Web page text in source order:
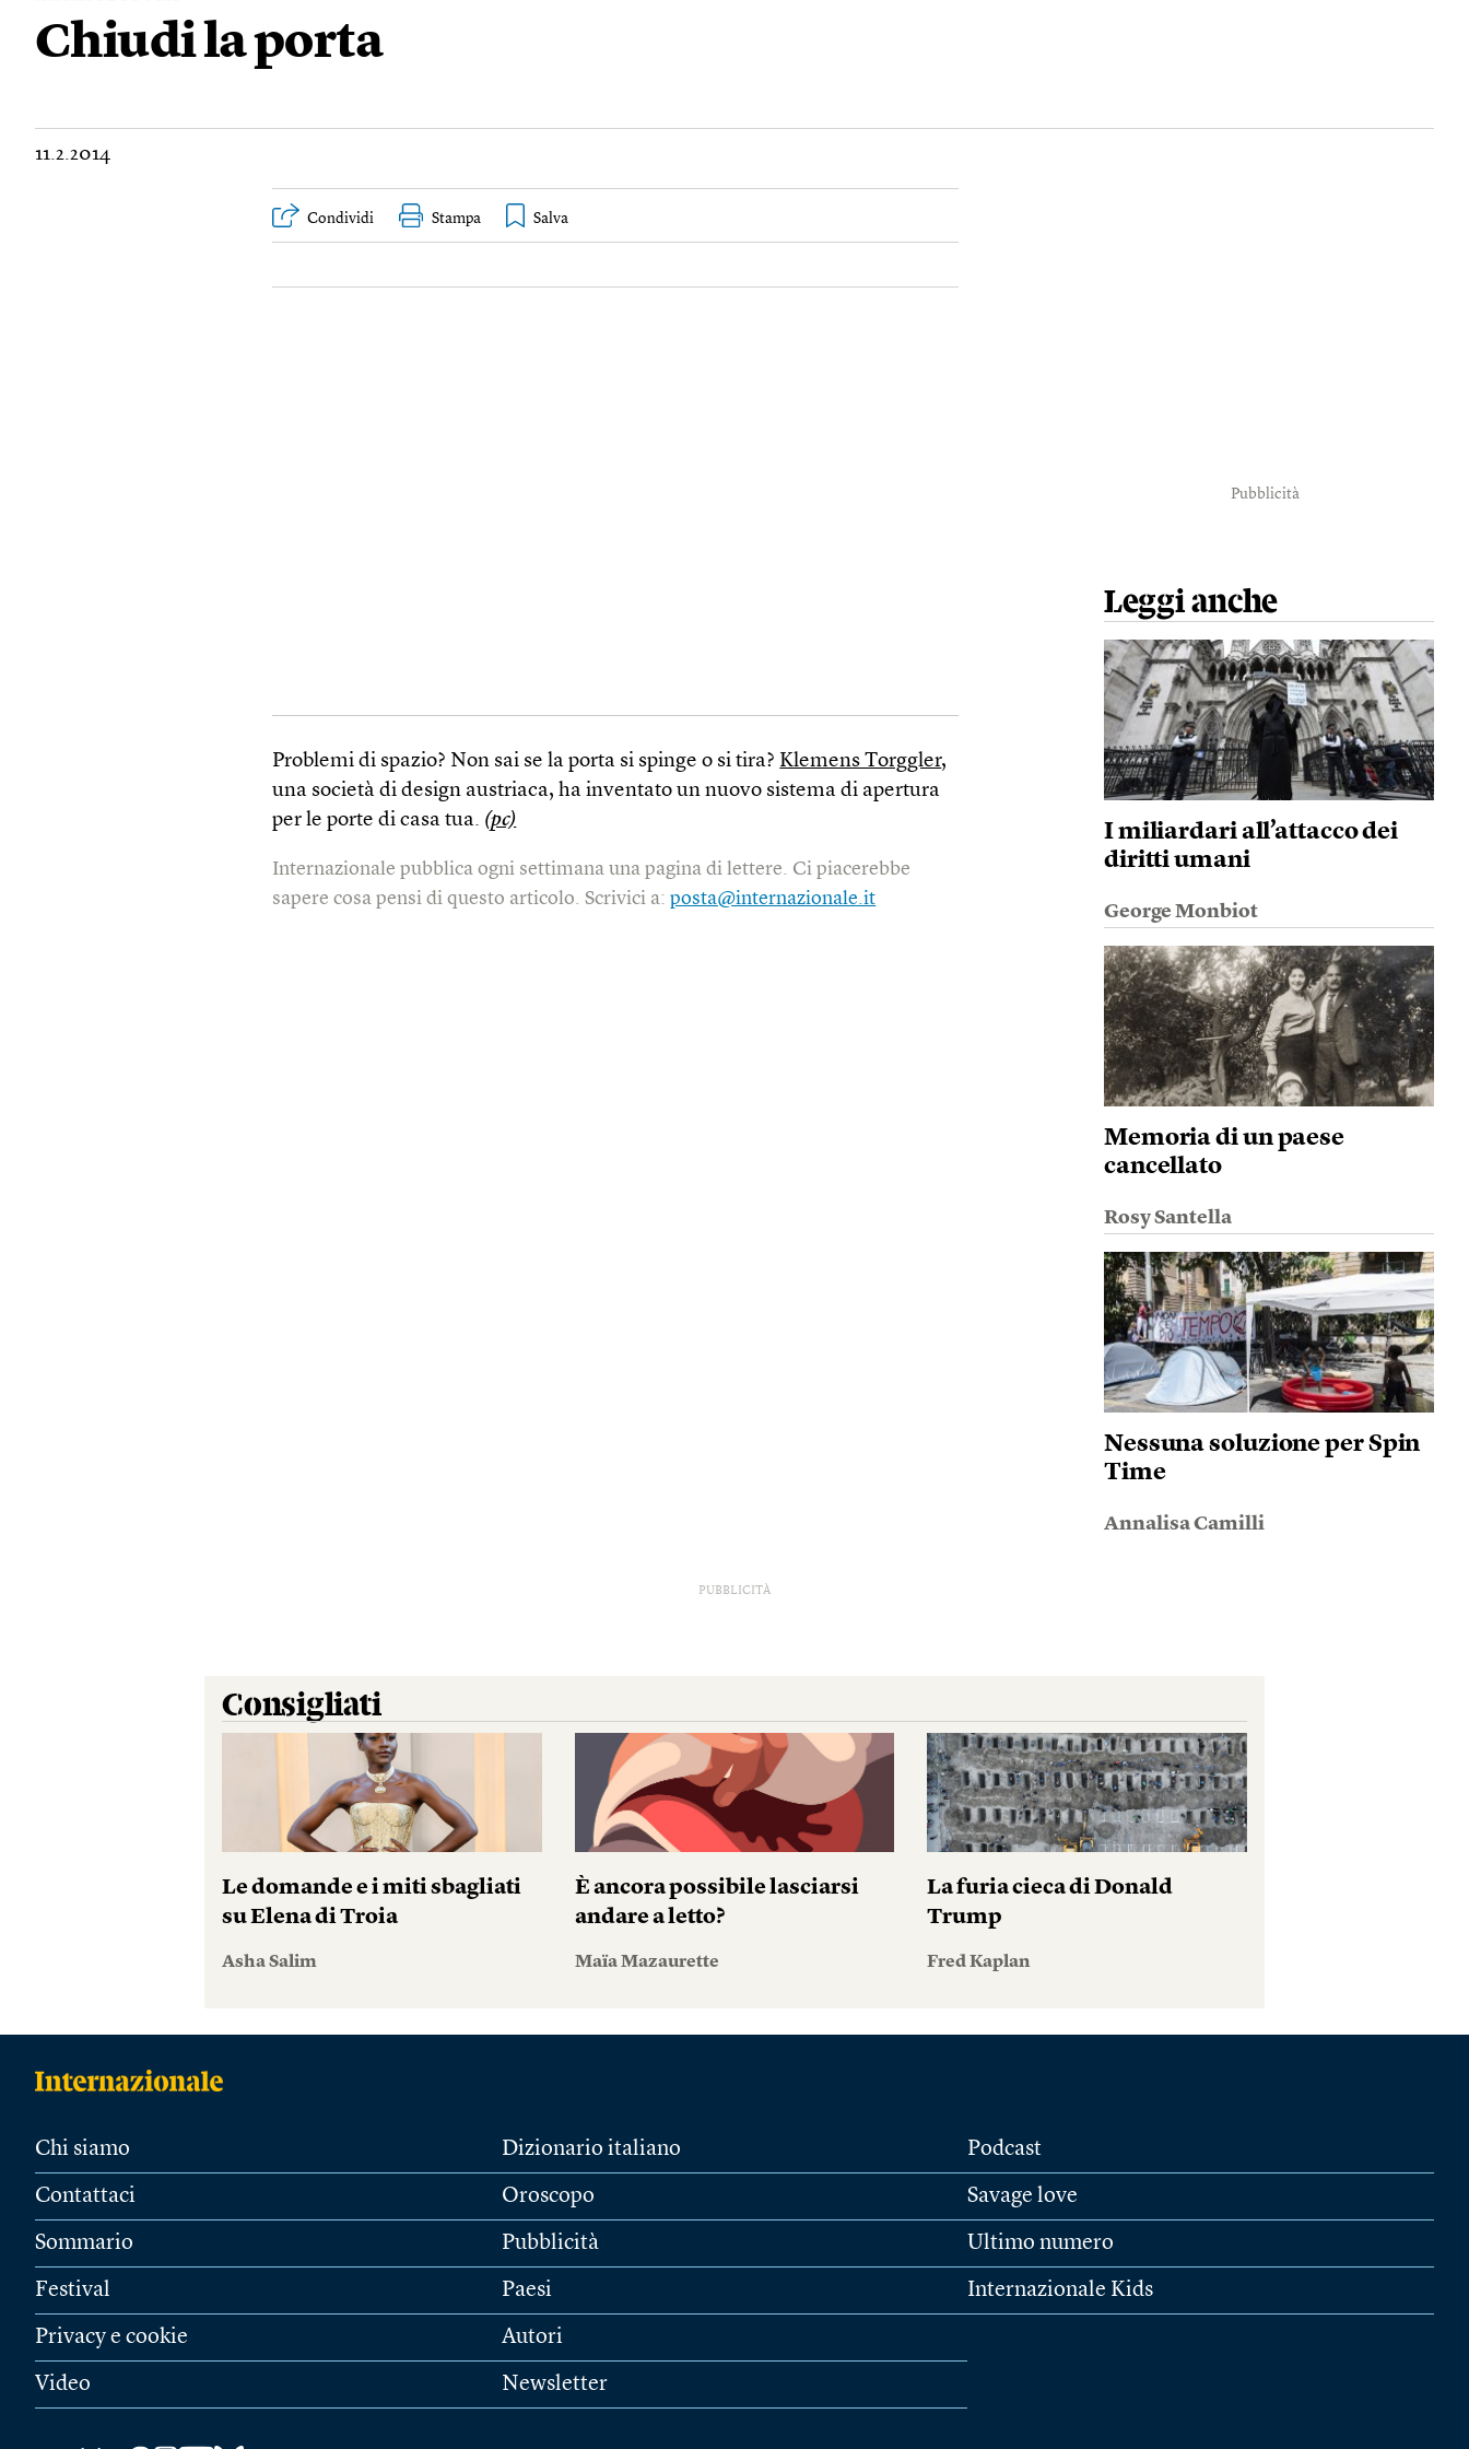
Chiudi la porta
11.2.2014
Condividi Stampa
Problemi di spazio? Non sai se la porta si spinge o si tira? Klemens Torggler,
una società di design austriaca, ha inventato un nuovo sistema di apertura
per le porte di casa tua. (pc)
Internazionale pubblica ogni settimana una pagina di lettere. Ci piacerebbe
sapere cosa pensi di questo articolo. Scrivici a:posta@internazionale.it
Pubblicità
Leggi anche
I miliardari all’attacco dei
diritti umani
George Monbiot
Memoria di un paese
cancellato
Rosy Santella
Nessuna soluzione per Spin
Time
Annalisa Camilli
PUBBLICITÀ
Consigliati
Le domande e i miti sbagliati
su Elena di Troia
Asha Salim
È ancora possibile lasciarsi
andare a letto?
Maïa Mazaurette
La furia cieca di Donald
Trump
Fred Kaplan
Chi siamo
Contattaci
Sommario
Festival
Privacy e cookie
Video
Dizionario italiano
Oroscopo
Pubblicità
Paesi
Autori
Newsletter
Podcast
Savage love
Ultimo numero
Internazionale Kids